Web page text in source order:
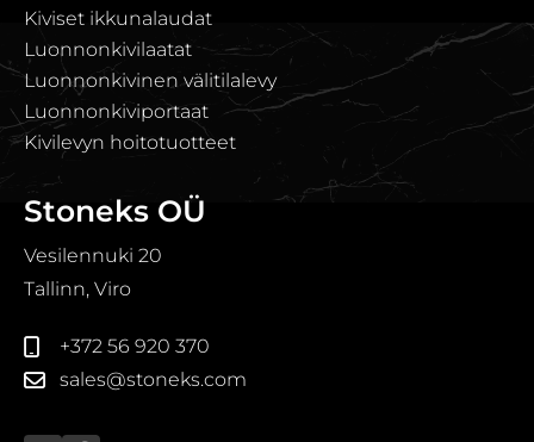
Kiviset ikkunalaudat
Luonnonkivilaatat
Luonnonkivinen välitilalevy
Luonnonkiviportaat
Kivilevyn hoitotuotteet
Stoneks OÜ
Vesilennuki 20
Tallinn, Viro
+372 56 920 370
sales@stoneks.com